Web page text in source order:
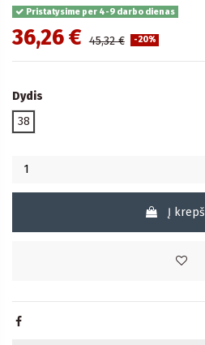
Pristatysime per 4-9 darbo dienas
36,26 € 45,32 € -20%
Dydis
38
Į